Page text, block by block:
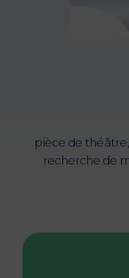
pièce de
recherche de